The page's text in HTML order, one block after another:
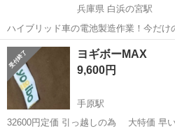
兵庫県 白浜の宮駅
ハイブリッド車の電池製造作業！今だけ
験活躍中★20～50代の男性活躍中！安定
スメ！年間休日130日！正社員登用制度
ルーム寮完備！《兵庫県姫路市》...
兵庫 姫路市 白浜の宮駅
ヨギボーMAX
9,600円
手原駅
32600円定価 引っ越しの為 大特価 早